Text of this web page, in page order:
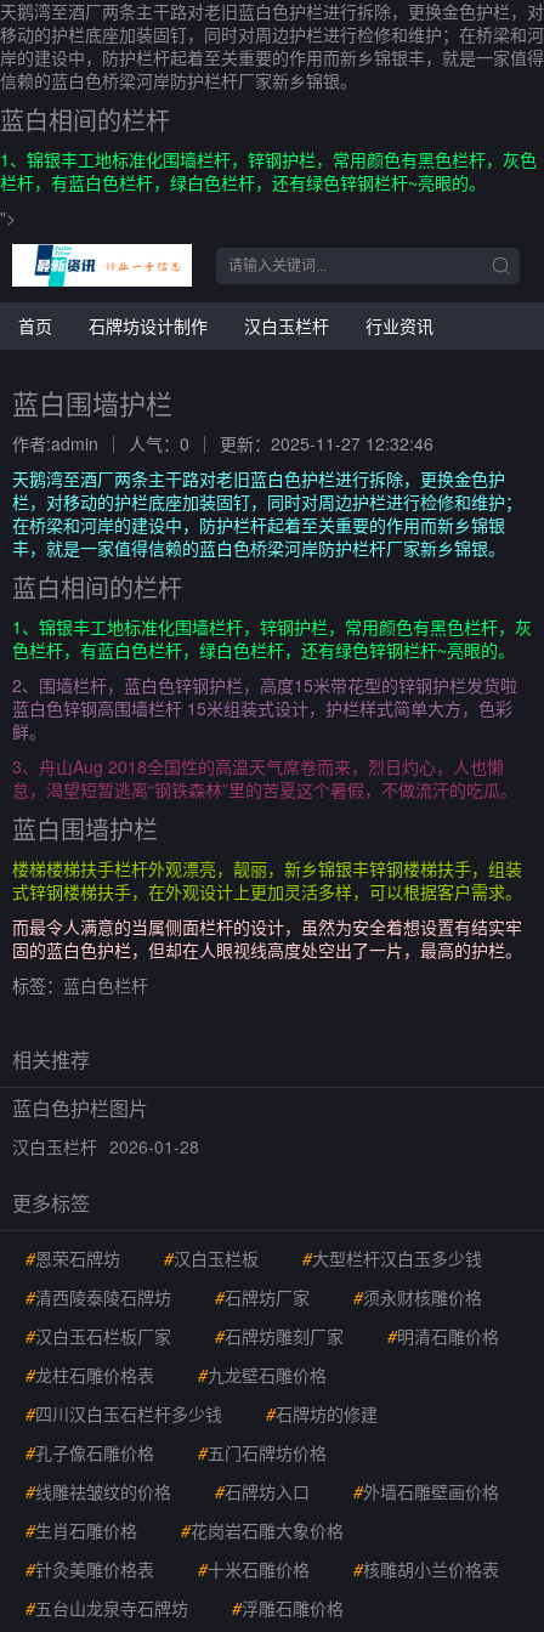
天鹅湾至酒厂两条主干路对老旧蓝白色护栏进行拆除，更换金色护栏，对
移动的护栏底座加装固钉，同时对周边护栏进行检修和维护；在桥梁和河
岸的建设中，防护栏杆起着至关重要的作用而新乡锦银丰，就是一家值得
信赖的蓝白色桥梁河岸防护栏杆厂家新乡锦银。
蓝白相间的栏杆
1、锦银丰工地标准化围墙栏杆，锌钢护栏，常用颜色有黑色栏杆，灰色
栏杆，有蓝白色栏杆，绿白色栏杆，还有绿色锌钢栏杆~亮眼的。
">
首页 石牌坊设计制作 汉白玉栏杆 行业资讯
蓝白围墙护栏
作者:admin 人气：0
更新：2025-11-27 12:32:46
天鹅湾至酒厂两条主干路对老旧蓝白色护栏进行拆除，更换金色护
栏，对移动的护栏底座加装固钉，同时对周边护栏进行检修和维护；
在桥梁和河岸的建设中，防护栏杆起着至关重要的作用而新乡锦银
丰，就是一家值得信赖的蓝白色桥梁河岸防护栏杆厂家新乡锦银。
蓝白相间的栏杆
1、锦银丰工地标准化围墙栏杆，锌钢护栏，常用颜色有黑色栏杆，灰
色栏杆，有蓝白色栏杆，绿白色栏杆，还有绿色锌钢栏杆~亮眼的。
2、围墙栏杆，蓝白色锌钢护栏，高度15米带花型的锌钢护栏发货啦
蓝白色锌钢高围墙栏杆 15米组装式设计，护栏样式简单大方，色彩
鲜。
3、舟山Aug 2018全国性的高温天气席卷而来，烈日灼心，人也懒
怠，渴望短暂逃离“钢铁森林”里的苦夏这个暑假，不做流汗的吃瓜。
蓝白围墙护栏
楼梯楼梯扶手栏杆外观漂亮，靓丽，新乡锦银丰锌钢楼梯扶手，组装
式锌钢楼梯扶手，在外观设计上更加灵活多样，可以根据客户需求。
而最令人满意的当属侧面栏杆的设计，虽然为安全着想设置有结实牢
固的蓝白色护栏，但却在人眼视线高度处空出了一片，最高的护栏。
标签： 蓝白色栏杆
相关推荐
蓝白色护栏图片
汉白玉栏杆 2026-01-28
更多标签
#恩荣石牌坊 #汉白玉栏板 #大型栏杆汉白玉多少钱
#清西陵泰陵石牌坊 #石牌坊厂家 #须永财核雕价格
#汉白玉石栏板厂家 #石牌坊雕刻厂家 #明清石雕价格
#龙柱石雕价格表 #九龙壁石雕价格
#四川汉白玉石栏杆多少钱 #石牌坊的修建
#孔子像石雕价格 #五门石牌坊价格
#线雕祛皱纹的价格 #石牌坊入口 #外墙石雕壁画价格
#生肖石雕价格 #花岗岩石雕大象价格
#针灸美雕价格表 #十米石雕价格 #核雕胡小兰价格表
#五台山龙泉寺石牌坊 #浮雕石雕价格